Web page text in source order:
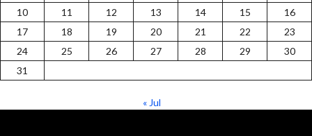
10
11 12 13 14 15
16
17
18 19 20 21 22
23
24
25 26 27 28 29
30
31
« Jul